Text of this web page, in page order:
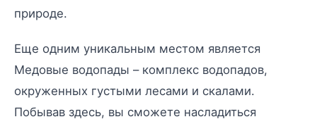
природе.
Еще одним уникальным местом является
Медовые водопады – комплекс водопадов,
окруженных густыми лесами и скалами.
Побывав здесь, вы сможете насладиться